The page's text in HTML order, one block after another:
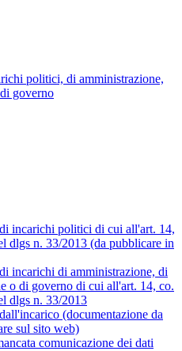
politici, di amministrazione,
governo
incarichi politici di cui all'art. 14,
dlgs n. 33/2013 (da pubblicare in
incarichi di amministrazione, di
o di governo di cui all'art. 14, co.
dlgs n. 33/2013
(documentazione da
sul sito web)
comunicazione dei dati